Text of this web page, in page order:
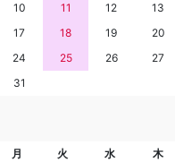
10 11 12 13
17 18 19 20
24 25 26 27
31
月 火 水 木